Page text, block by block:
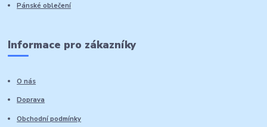
Pánské oblečení
Informace pro zákazníky
O nás
Doprava
Obchodní podmínky